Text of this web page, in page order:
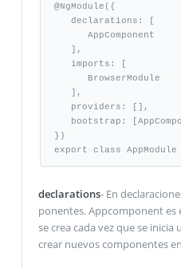
@NgModule({
})
export class
declarations- En
ponentes. Appcomponent
se crea cada vez que se
crear nuevos componentes